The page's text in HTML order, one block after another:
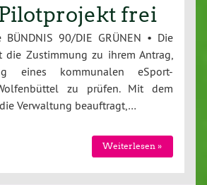
frei
BÜNDNIS 90/DIE GRÜNEN • Die
die Zustimmung zu ihrem Antrag,
eines kommunalen eSport-
zu prüfen. Mit dem
Verwaltung beauftragt,…
Weiterlesen »